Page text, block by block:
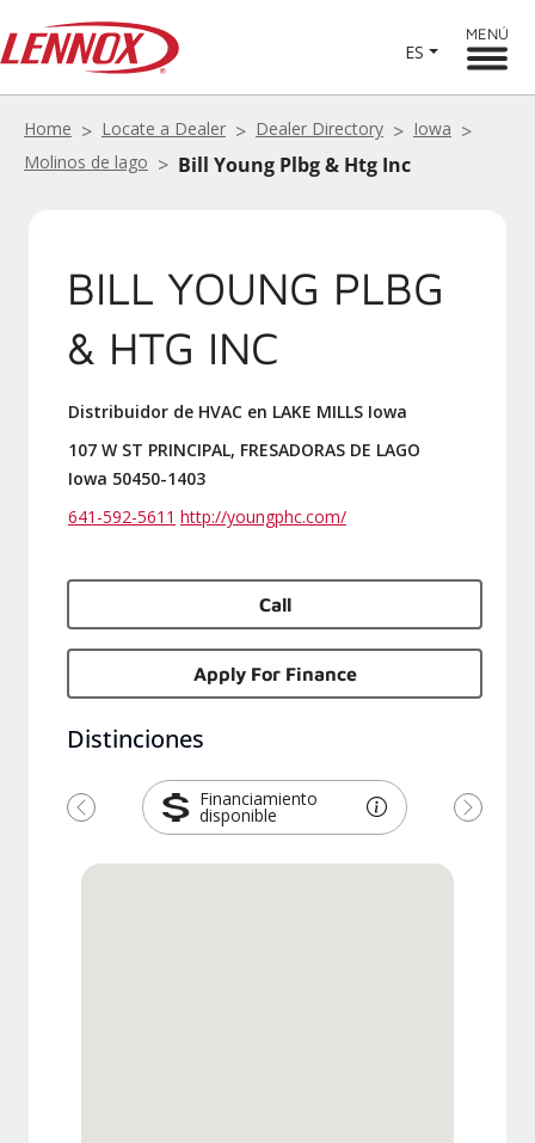
ES
MENÚ
Home Locate a Dealer Dealer Directory
Iowa
Molinos de lago
Bill Young Plbg & Htg Inc
BILL YOUNG PLBG
& HTG INC
Distribuidor de HVAC en LAKE MILLS Iowa
107 W ST PRINCIPAL, FRESADORAS DE LAGO
Iowa 50450-1403
641-592-5611 http://youngphc.com/
Call
Apply For Finance
Distinciones
Financiamiento
disponible
Previous Next